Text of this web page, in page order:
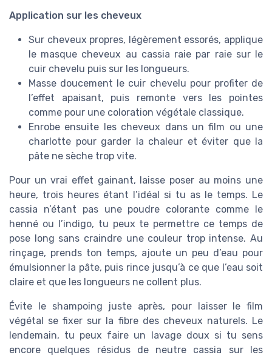
Application sur les cheveux
Sur cheveux propres, légèrement essorés, applique
le masque cheveux au cassia raie par raie sur le
cuir chevelu puis sur les longueurs.
Masse doucement le cuir chevelu pour profiter de
l’effet apaisant, puis remonte vers les pointes
comme pour une coloration végétale classique.
Enrobe ensuite les cheveux dans un film ou une
charlotte pour garder la chaleur et éviter que la
pâte ne sèche trop vite.
Pour un vrai effet gainant, laisse poser au moins une
heure, trois heures étant l’idéal si tu as le temps. Le
cassia n’étant pas une poudre colorante comme le
henné ou l’indigo, tu peux te permettre ce temps de
pose long sans craindre une couleur trop intense. Au
rinçage, prends ton temps, ajoute un peu d’eau pour
émulsionner la pâte, puis rince jusqu’à ce que l’eau soit
claire et que les longueurs ne collent plus.
Évite le shampoing juste après, pour laisser le film
végétal se fixer sur la fibre des cheveux naturels. Le
lendemain, tu peux faire un lavage doux si tu sens
encore quelques résidus de neutre cassia sur les